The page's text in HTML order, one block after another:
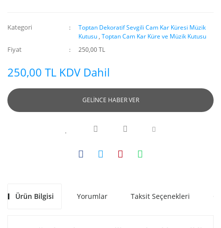
Kategori
Toptan Dekoratif Sevgili Cam Kar Küresi Müzik
Kutusu ,Toptan Cam Kar Küre ve Müzik Kutusu
Fiyat 250,00 TL
250,00 TL KDV Dahil
GELİNCE HABER VER
Ürün Bilgisi Yorumlar Taksit Seçenekleri